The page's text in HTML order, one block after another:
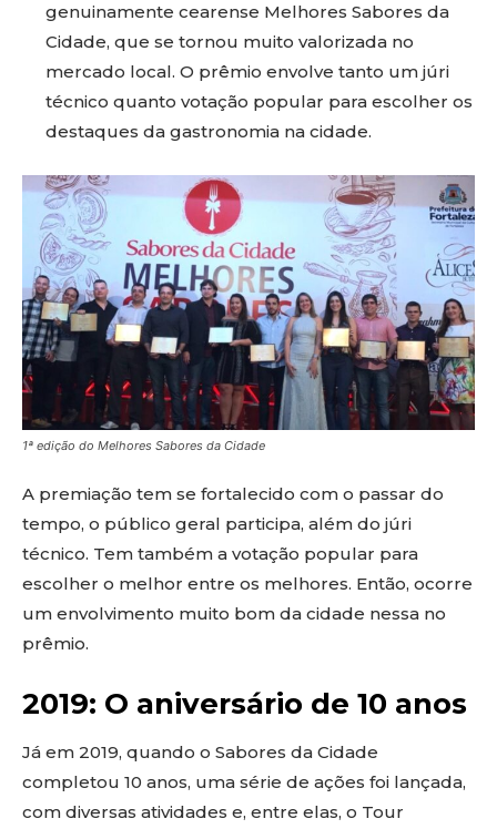
genuinamente cearense Melhores Sabores da
Cidade, que se tornou muito valorizada no
mercado local. O prêmio envolve tanto um júri
técnico quanto votação popular para escolher os
destaques da gastronomia na cidade.
1ª edição do Melhores Sabores da Cidade
A premiação tem se fortalecido com o passar do
tempo, o público geral participa, além do júri
técnico. Tem também a votação popular para
escolher o melhor entre os melhores. Então, ocorre
um envolvimento muito bom da cidade nessa no
prêmio.
2019: O aniversário de 10 anos
Já em 2019, quando o Sabores da Cidade
completou 10 anos, uma série de ações foi lançada,
com diversas atividades e, entre elas, o Tour